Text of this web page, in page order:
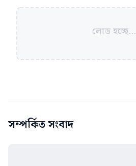
লোড হচ্ছে...
সম্পর্কিত সংবাদ